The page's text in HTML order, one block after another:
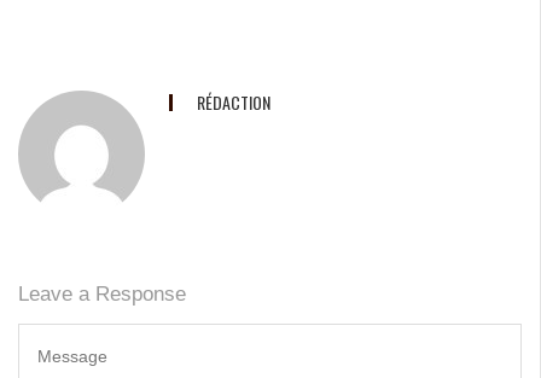
RÉDACTION
Leave a Response